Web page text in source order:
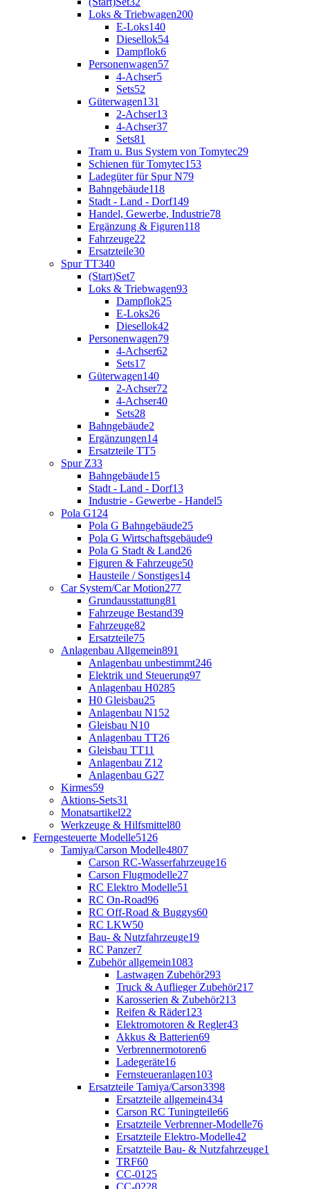
Loks & Triebwagen200
E-Loks140
Diesellok54
Dampflok6
Personenwagen57
4-Achser5
Sets52
Güterwagen131
2-Achser13
4-Achser37
Sets81
Tram u. Bus System von Tomytec29
Schienen für Tomytec153
Ladegüter für Spur N79
Bahngebäude118
Stadt - Land - Dorf149
Handel, Gewerbe, Industrie78
Ergänzung & Figuren118
Fahrzeuge22
Ersatzteile30
Spur TT340
(Start)Set7
Loks & Triebwagen93
Dampflok25
E-Loks26
Diesellok42
Personenwagen79
4-Achser62
Sets17
Güterwagen140
2-Achser72
4-Achser40
Sets28
Bahngebäude2
Ergänzungen14
Ersatzteile TT5
Spur Z33
Bahngebäude15
Stadt - Land - Dorf13
Industrie - Gewerbe - Handel5
Pola G124
Pola G Bahngebäude25
Pola G Wirtschaftsgebäude9
Pola G Stadt & Land26
Figuren & Fahrzeuge50
Hausteile / Sonstiges14
Car System/Car Motion277
Grundausstattung81
Fahrzeuge Bestand39
Fahrzeuge82
Ersatzteile75
Anlagenbau Allgemein891
Anlagenbau unbestimmt246
Elektrik und Steuerung97
Anlagenbau H0285
H0 Gleisbau25
Anlagenbau N152
Gleisbau N10
Anlagenbau TT26
Gleisbau TT11
Anlagenbau Z12
Anlagenbau G27
Kirmes59
Aktions-Sets31
Monatsartikel22
Werkzeuge & Hilfsmittel80
Ferngesteuerte Modelle5126
Tamiya/Carson Modelle4807
Carson RC-Wasserfahrzeuge16
Carson Flugmodelle27
RC Elektro Modelle51
RC On-Road96
RC Off-Road & Buggys60
RC LKW50
Bau- & Nutzfahrzeuge19
RC Panzer7
Zubehör allgemein1083
Lastwagen Zubehör293
Truck & Auflieger Zubehör217
Karosserien & Zubehör213
Reifen & Räder123
Elektromotoren & Regler43
Akkus & Batterien69
Verbrennermotoren6
Ladegeräte16
Fernsteueranlagen103
Ersatzteile Tamiya/Carson3398
Ersatzteile allgemein434
Carson RC Tuningteile66
Ersatzteile Verbrenner-Modelle76
Ersatzteile Elektro-Modelle42
Ersatzteile Bau- & Nutzfahrzeuge1
TRF60
CC-01 25
CC-0228